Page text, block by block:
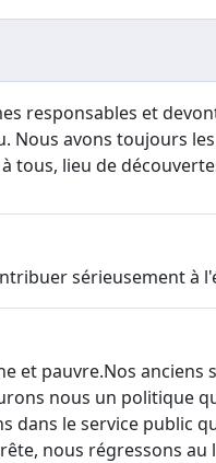
responsables et
avons toujours
tous, lieu de
sérieusement
et pauvre.Nos
nous un politique
le service public
nous régressons au